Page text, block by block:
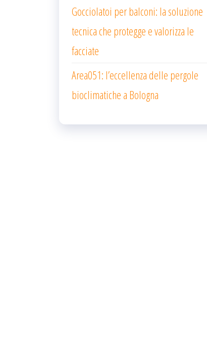
Gocciolatoi per balconi: la soluzione
tecnica che protegge e valorizza le
facciate
Area051: l’eccellenza delle pergole
bioclimatiche a Bologna